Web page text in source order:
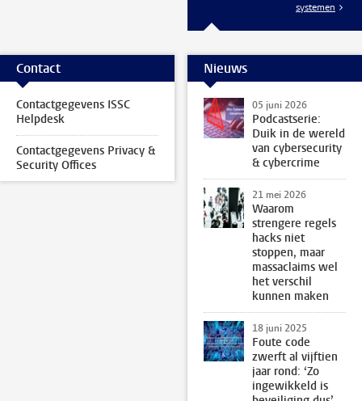
systemen
Contact
Contactgegevens ISSC
Helpdesk
Contactgegevens Privacy &
Security Offices
Nieuws
05 juni 2026
Podcastserie:
Duik in de wereld
van cybersecurity
& cybercrime
21 mei 2026
Waarom
strengere regels
hacks niet
stoppen, maar
massaclaims wel
het verschil
kunnen maken
18 juni 2025
Foute code
zwerft al vijftien
jaar rond: ‘Zo
ingewikkeld is